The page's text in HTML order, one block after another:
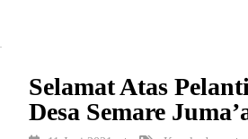
Selamat Atas
Desa Semare